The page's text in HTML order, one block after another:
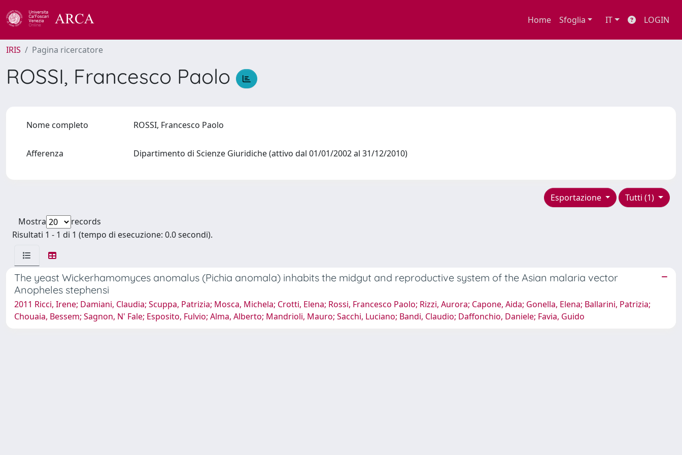
Home Sfoglia IT LOGIN
IRIS Pagina ricercatore
ROSSI, Francesco Paolo
Nome completo ROSSI, Francesco Paolo
Afferenza Dipartimento di Scienze Giuridiche (attivo dal 01/01/2002 al 31/12/2010)
Tutti (1)
Esportazione
Mostra
records
Risultati 1 - 1 di 1 (tempo di esecuzione: 0.0 secondi).
The yeast Wickerhamomyces anomalus (Pichia anomala) inhabits the midgut and reproductive system of the Asian malaria vector
Anopheles stephensi
2011 Ricci, Irene; Damiani, Claudia; Scuppa, Patrizia; Mosca, Michela; Crotti, Elena; Rossi, Francesco Paolo; Rizzi, Aurora; Capone, Aida; Gonella, Elena; Ballarini, Patrizia;
Chouaia, Bessem; Sagnon, N' Fale; Esposito, Fulvio; Alma, Alberto; Mandrioli, Mauro; Sacchi, Luciano; Bandi, Claudio; Daffonchio, Daniele; Favia, Guido